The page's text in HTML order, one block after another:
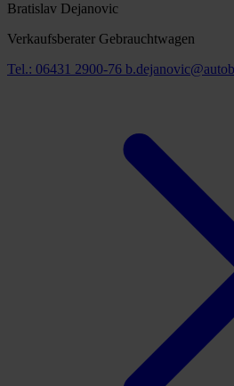
Bratislav Dejanovic
Verkaufsberater Gebrauchtwagen
Tel.: 06431 2900-76